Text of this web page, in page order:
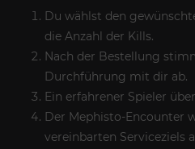
Du wählst den
die Anzahl der Kills.
Nach der Bestellung
Durchführung mit dir ab.
Ein erfahrener Spieler
Der Mephisto-Encounter
vereinbarten Serviceziels